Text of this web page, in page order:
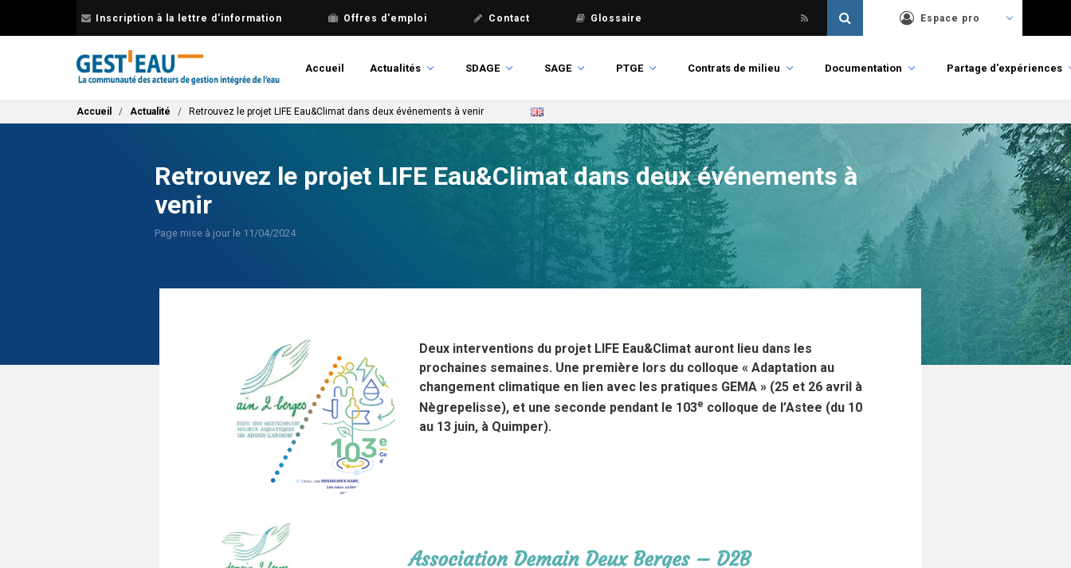
Inscription à la lettre d'information Offres d'emploi Contact Glossaire Espace pro
Accueil Actualités SDAGE SAGE PTGE Contrats de milieu Documentation Partage d'expériences
Fil d'Ariane
Accueil Actualité Retrouvez le projet LIFE Eau&Climat dans deux événements à venir
Retrouvez le projet LIFE Eau&Climat dans deux événements à
venir
Page mise à jour le 11/04/2024
Deux interventions du projet LIFE Eau&Climat auront lieu dans les
prochaines semaines. Une première lors du colloque « Adaptation au
changement climatique en lien avec les pratiques GEMA » (25 et 26 avril à
Nègrepelisse), et une seconde pendant le 103e colloque de l’Astee (du 10
au 13 juin, à Quimper).